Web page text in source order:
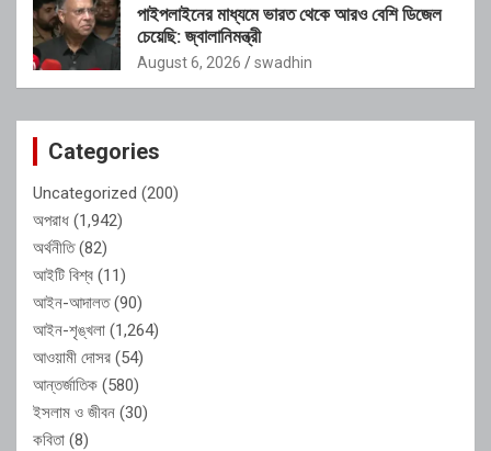
পাইপলাইনের মাধ্যমে ভারত থেকে আরও বেশি ডিজেল
চেয়েছি: জ্বালানিমন্ত্রী
August 6, 2026 swadhin
Categories
Uncategorized (200)
অপরাধ (1,942)
অর্থনীতি(82)
আইটি বিশ্ব (11)
আইন-আদালত(90)
আইন-শৃঙ্খলা (1,264)
আওয়ামী দোসর (54)
আন্তর্জাতিক (580)
ইসলাম ও জীবন (30)
কবিতা (8)